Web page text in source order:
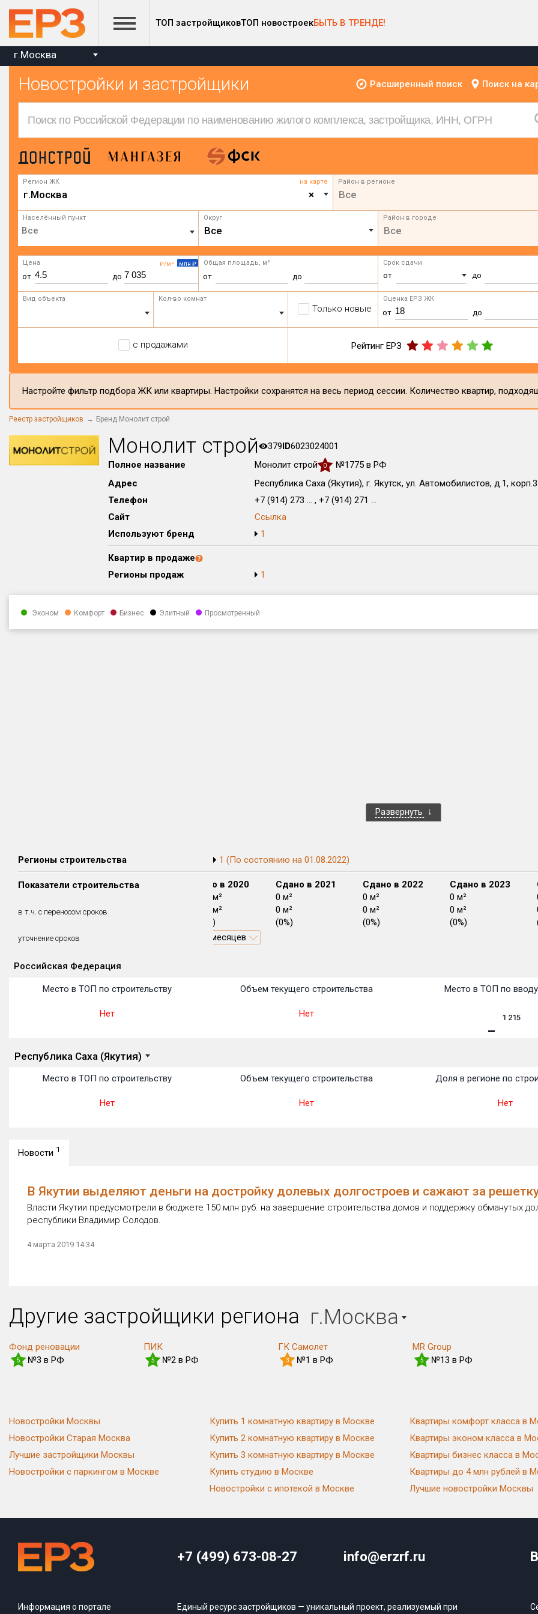
ТОП застройщиковТОП новостроекБЫТЬ В ТРЕНДЕ!
г.Москва
Новостройки и застройщики Расширенный поиск Поиск на
Регион ЖК на карте
×
г.Москва
Район в регионе
Все
Населённый пункт Округ
Все
Район в городе
Все
₽/м² млн ₽
Цена
от до
Общая площадь, м²
от до
Срок сдачи
от до
Вид объекта Кол-во комнат
Только новые
Оценка ЕРЗ ЖК
от до
с продажами Рейтинг ЕРЗ
Настройте фильтр подбора ЖК или квартиры. Настройки сохранятся на весь период сессии. Количество квартир,
Реестр застройщиков Бренд Монолит строй
Монолит строй 379ID6023024001
Полное название
Монолит строй 0
№1775 в РФ
Адрес
Республика Саха (Якутия), г. Якутск, ул. Автомобилистов, д.1, корп.3
Телефон
+7 (914) 273 ... , +7 (914) 271 ...
Сайт
Ссылка
Используют бренд
1
Квартир в продаже
Регионы продаж
1
Эконом Комфорт Бизнес Элитный Просмотренный
Развернуть
Регионы строительства 1 (По состоянию на 01.08.2022)
Показатели строительства
в т.ч. с переносом сроков
уточнение сроков
Сдано в 2018
0 м²
Сдано в 2019
0 м²
Сдано в 2020
4 114 м²
4 114 м²
(100%)
46.6 месяцев
Сдано в 2021
0 м²
0 м²
(0%)
Сдано в 2022
0 м²
0 м²
(0%)
Сдано в 2023
0 м²
0 м²
(0%)
Российская Федерация
Место в ТОП по строительству
Нет
Объем текущего строительства
Нет
Место в ТОП по
1 215
Республика Саха (Якутия)
Место в ТОП по строительству
Нет
Объем текущего строительства
Нет
Доля в регионе по
Нет
Новости 1
В Якутии выделяют деньги на достройку долевых долгостроев и сажают за
Власти Якутии предусмотрели в бюджете 150 млн руб. на завершение строительства домов и поддержку обманутых
республики Владимир Солодов.
4 марта 2019 14:34
Другие застройщики региона г.Москва
Фонд реновации
5 №3 в РФ
ПИК
5 №2 в РФ
ГК Самолет
3 №1 в РФ
MR Group
5 №13 в РФ
Новостройки Москвы
Новостройки Старая Москва
Лучшие застройщики Москвы
Новостройки с паркингом в Москве
Купить 1 комнатную квартиру в Москве
Купить 2 комнатную квартиру в Москве
Купить 3 комнатную квартиру в Москве
Купить студию в Москве
Новостройки с ипотекой в Москве
Квартиры комфорт класса в
Квартиры эконом класса в
Квартиры бизнес класса в
Квартиры до 4 млн рублей в
Лучшие новостройки Москвы
+7 (499) 673-08-27 info@erzrf.ru
Информация о портале
Единый ресурс застройщиков — уникальный проект, реализуемый при